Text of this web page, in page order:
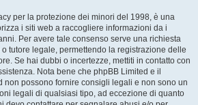
per la protezione dei minori del 1998, è una
i siti web a raccogliere informazioni da i
Per avere tale consenso serve una richiesta
tutore legale, permettendo la registrazione delle
Se hai dubbi o incertezze, mettiti in contatto con
Nota bene che phpBB Limited e il
non possono fornire consigli legali e non sono un
legali di qualsiasi tipo, ad eccezione di quanto